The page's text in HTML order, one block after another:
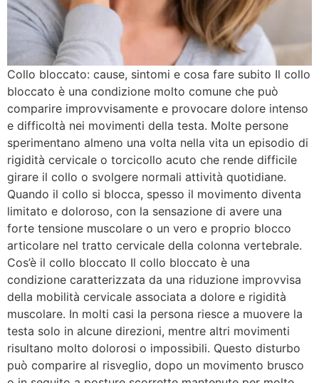
Collo bloccato: cause, sintomi e cosa fare subito Il collo
bloccato è una condizione molto comune che può
comparire improvvisamente e provocare dolore intenso
e difficoltà nei movimenti della testa. Molte persone
sperimentano almeno una volta nella vita un episodio di
rigidità cervicale o torcicollo acuto che rende difficile
girare il collo o svolgere normali attività quotidiane.
Quando il collo si blocca, spesso il movimento diventa
limitato e doloroso, con la sensazione di avere una
forte tensione muscolare o un vero e proprio blocco
articolare nel tratto cervicale della colonna vertebrale.
Cos’è il collo bloccato Il collo bloccato è una
condizione caratterizzata da una riduzione improvvisa
della mobilità cervicale associata a dolore e rigidità
muscolare. In molti casi la persona riesce a muovere la
testa solo in alcune direzioni, mentre altri movimenti
risultano molto dolorosi o impossibili. Questo disturbo
può comparire al risveglio, dopo un movimento brusco